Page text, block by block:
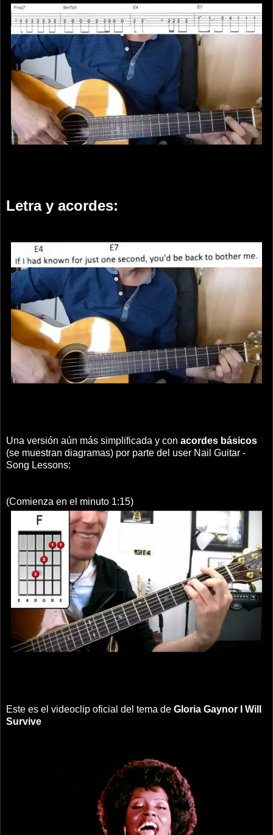
Letra y acordes:
Una versión aún más simplificada y con acordes básicos
(se muestran diagramas) por parte del user Nail Guitar -
Song Lessons:
(Comienza en el minuto 1:15)
Este es el videoclip oficial del tema de Gloria Gaynor
I Will
Survive